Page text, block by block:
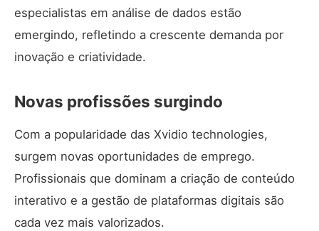
especialistas em análise de dados estão
emergindo, refletindo a crescente demanda por
inovação e criatividade.
Novas profissões surgindo
Com a popularidade das Xvidio technologies,
surgem novas oportunidades de emprego.
Profissionais que dominam a criação de conteúdo
interativo e a gestão de plataformas digitais são
cada vez mais valorizados.